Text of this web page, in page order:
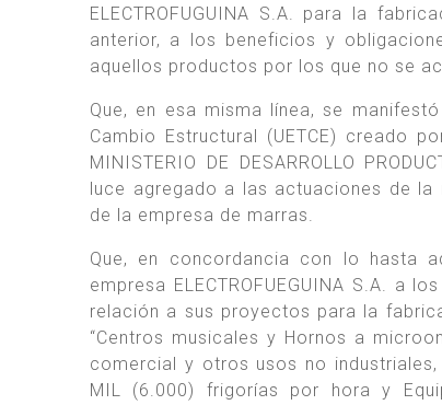
ELECTROFUGUINA S.A. para la
anterior, a los beneficios y
aquellos productos por los que no se
Que, en esa misma línea, se
Cambio Estructural (UETCE) creado
MINISTERIO DE DESARROLLO
luce agregado a las actuaciones de
de la empresa de marras.
Que, en concordancia con lo hasta
empresa ELECTROFUEGUINA S.A. a
relación a sus proyectos para la
“Centros musicales y Hornos a
comercial y otros usos no
MIL (6.000) frigorías por hora y